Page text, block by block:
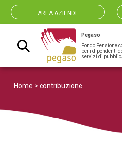
AREA AZIENDE
Navigazione
Pegaso
Fondo Pensione
per i dipendenti
servizi di
Home > contribuzione